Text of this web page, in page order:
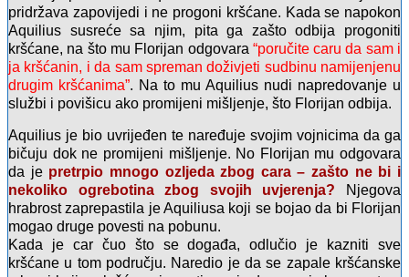
pridržava zapovijedi i ne progoni kršćane. Kada se napokon
Aquilius susreće sa njim, pita ga zašto odbija progoniti
kršćane, na što mu Florijan odgovara “poručite caru da sam i
ja kršćanin, i da sam spreman doživjeti sudbinu namijenjenu
drugim kršćanima”. Na to mu Aquilius nudi napredovanje u
službi i povišicu ako promijeni mišljenje, što Florijan odbija.
Aquilius je bio uvrijeđen te naređuje svojim vojnicima da ga
bičuju dok ne promijeni mišljenje. No Florijan mu odgovara
da je pretrpio mnogo ozljeda zbog cara – zašto ne bi i
nekoliko ogrebotina zbog svojih uvjerenja?
Njegova
hrabrost zaprepastila je Aquiliusa koji se bojao da bi Florijan
mogao druge povesti na pobunu.
Kada je car čuo što se događa, odlučio je kazniti sve
kršćane u tom području. Naredio je da se zapale kršćanske